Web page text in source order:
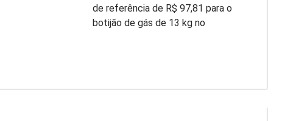
de referência de R$ 97,81 para o
botijão de gás de 13 kg no